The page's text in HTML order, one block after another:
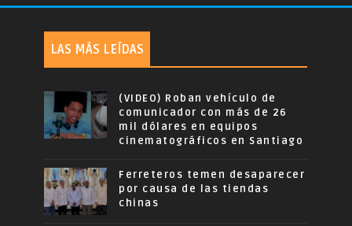
LAS MÁS LEÍDAS
(VIDEO) Roban vehículo de
comunicador con más de 26
mil dólares en equipos
cinematográficos en Santiago
Ferreteros temen desaparecer
por causa de las tiendas
chinas